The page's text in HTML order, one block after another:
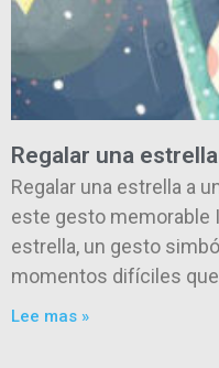
Regalar una estrella
Regalar una estrella a
este gesto memorable
estrella, un gesto
momentos difíciles que
Lee mas »